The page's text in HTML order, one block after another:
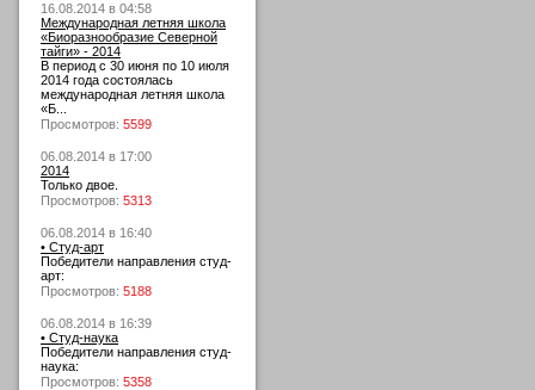
16.08.2014 в 04:58
Международная летняя школа
«Биоразнообразие Северной
тайги» - 2014
В период с 30 июня по 10 июля
2014 года состоялась
международная летняя школа
«Б...
Просмотров: 5599
06.08.2014 в 17:00
2014
Только двое.
Просмотров: 5313
06.08.2014 в 16:40
• Студ-арт
Победители направления студ-
арт:
Просмотров: 5188
06.08.2014 в 16:39
• Студ-наука
Победители направления студ-
наука:
Просмотров: 5358